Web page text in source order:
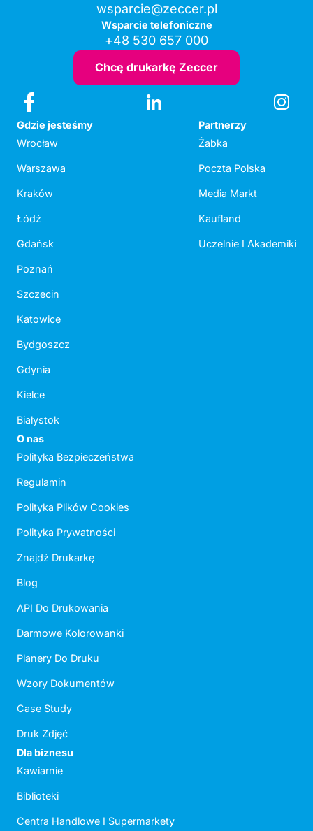
wsparcie@zeccer.pl
Wsparcie telefoniczne
+48 530 657 000
Chcę drukarkę Zeccer
Gdzie jesteśmy
Wrocław
Warszawa
Kraków
Łódź
Gdańsk
Poznań
Szczecin
Katowice
Bydgoszcz
Gdynia
Kielce
Białystok
Partnerzy
Żabka
Poczta Polska
Media Markt
Kaufland
Uczelnie I Akademiki
O nas
Polityka Bezpieczeństwa
Regulamin
Polityka Plików Cookies
Polityka Prywatności
Znajdź Drukarkę
Blog
API Do Drukowania
Darmowe Kolorowanki
Planery Do Druku
Wzory Dokumentów
Case Study
Druk Zdjęć
Dla biznesu
Kawiarnie
Biblioteki
Centra Handlowe I Supermarkety